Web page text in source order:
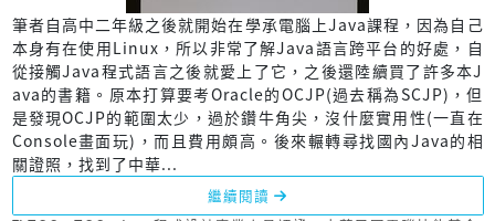
筆者自高中二年級之後就開始在學承電腦上Java課程，因為自己
本身有在使用Linux，所以非常了解Java語言跨平台的好處，自
從接觸Java程式語言之後就愛上了它，之後還陸續買了許多本J
ava的書籍。原本打算要考Oracle的OCJP(過去稱為SCJP)，但
是發現OCJP的範圍太少，過於鑽牛角尖，沒什麼實用性(一直在
Console畫面玩)，而且費用頗高。後來輾轉尋找國內Java的相
關證照，找到了中華...
繼續閱讀